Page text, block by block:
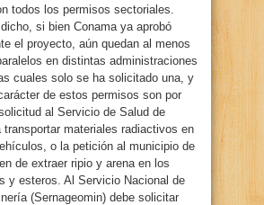
todos los permisos sectoriales.
si bien Conama ya aprobó
el proyecto, aún quedan al menos
en distintas administraciones
cuales solo se ha solicitado una, y
de estos permisos son por
al Servicio de Salud de
transportar materiales radiactivos en
o la petición al municipio de
de extraer ripio y arena en los
y esteros. Al Servicio Nacional de
(Sernageomin) debe solicitar